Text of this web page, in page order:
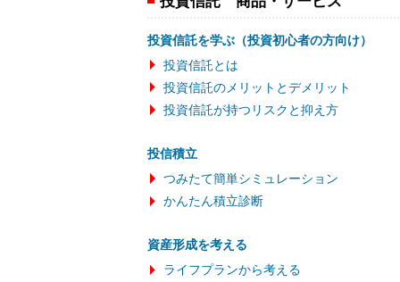
投資信託を学ぶ（投資初心者の方向け）
投資信託とは
投資信託のメリットとデメリット
投資信託が持つリスクと抑え方
投信積立
つみたて簡単シミュレーション
かんたん積立診断
資産形成を考える
ライフプランから考える